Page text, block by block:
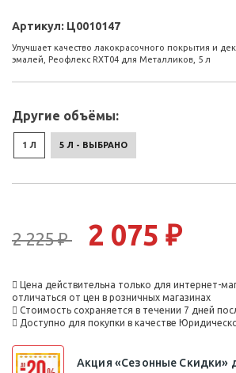
Артикул: Ц0010147
Улучшает качество лакокрасочного покрытия и
эмалей, Реофлекс RXT04 для Металликов, 5 л
Другие объёмы:
1 Л 5 Л - ВЫБРАНО
2 225 ₽ 2 075 ₽
Цена действительна только для интернет-
отличаться от цен в розничных магазинах
Стоимость сохраняется в течении 7 дней
Доступно для покупки в качестве
Акция «Сезонные Скидки»